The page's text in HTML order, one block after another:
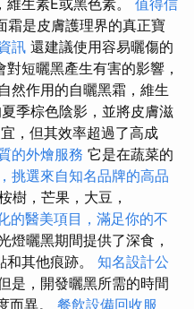
生素E或黑色素。 值得信
霜是皮膚護理界的真正寶
訊 還建議使用容易曬傷的
短曬黑產生有害的影響，
然作用的自曬黑霜，維生
季棕色陰影，並將皮膚滋
，但其效率超過了高成
的外燴服務 它是在蔬菜的
挑選來自知名品牌的高品
樹，芒果，大豆，
的醫美項目，滿足你的不
燈曬黑期間提供了深食，
其他痕跡。 知名設計公
是，開發曬黑所需的時間
而異。 餐飲設備回收服